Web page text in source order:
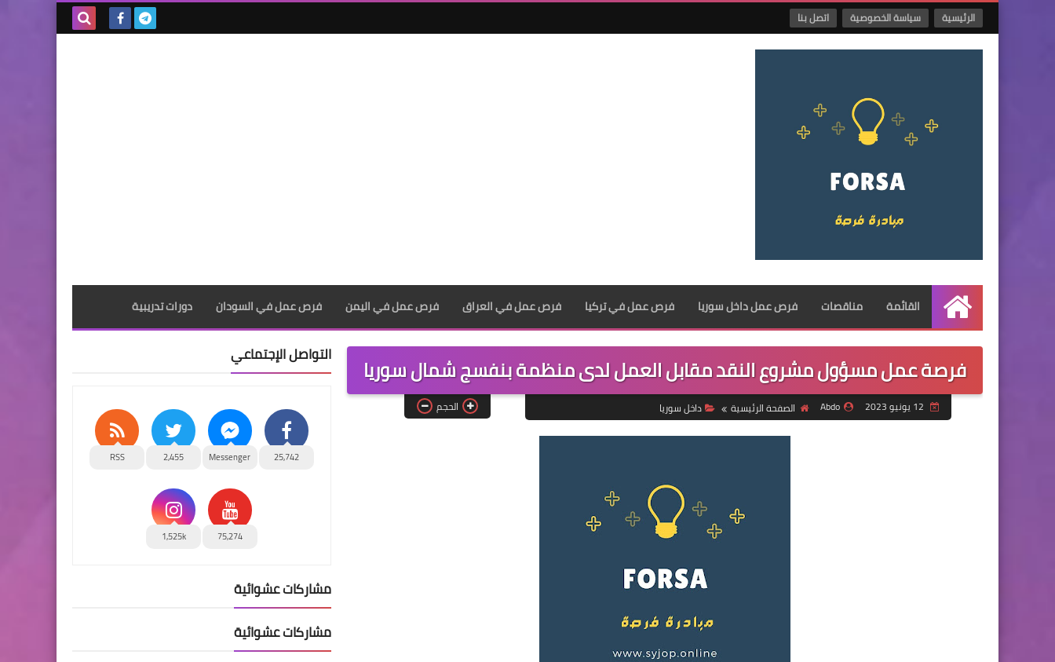
الرئيسية سياسة الخصوصية اتصل بنا
الرئيسية
القائمة مناقصات فرص عمل داخل سوريا فرص عمل في تركيا فرص عمل في العراق فرص عمل في اليمن فرص عمل في السودان دورات تدريبية
فرصة عمل مسؤول مشروع النقد مقابل العمل لدى منظمة بنفسج شمال سوريا
Abdo الصفحة الرئيسية داخل سوريا الحجم
التواصل الإجتماعي
25,742
Messenger
2,455
RSS
75,274
1,525k
مشاركات عشوائية
مشاركات عشوائية